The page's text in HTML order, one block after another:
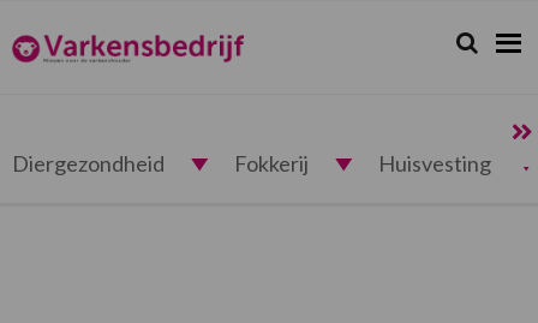
de
hoofdnavigatie
de
hoofd
de
voettekst
Varkensbedrijf.nl Zoeken...
Zoek
Diergezondheid Fokkerij Huisvesting